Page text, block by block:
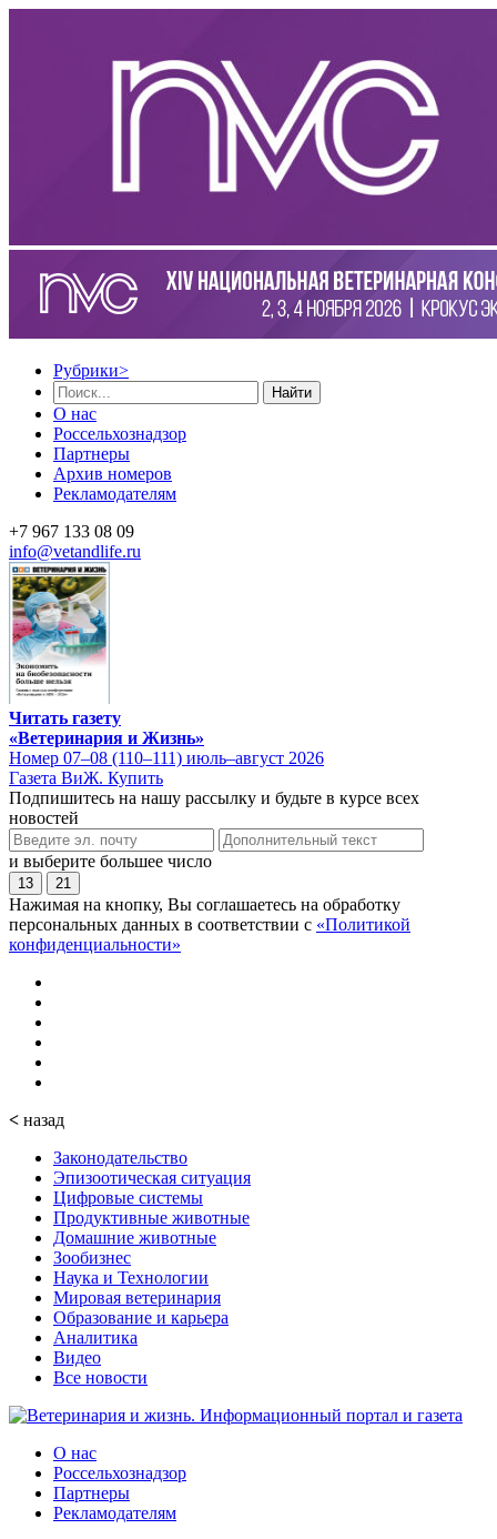
Рубрики>
Найти
О нас
Россельхознадзор
Партнеры
Архив номеров
Рекламодателям
+7 967 133 08 09
info@vetandlife.ru
Читать газету
«Ветеринария и Жизнь»
Номер 07–08 (110–111) июль–август 2026
Газета ВиЖ. Купить
Подпишитесь на нашу рассылку и будьте в курсе всех
новостей
и выберите большее число
13 21
Нажимая на кнопку, Вы соглашаетесь на обработку
персональных данных в соответствии с «Политикой
конфиденциальности»
< назад
Законодательство
Эпизоотическая ситуация
Цифровые системы
Продуктивные животные
Домашние животные
Зообизнес
Наука и Технологии
Мировая ветеринария
Образование и карьера
Аналитика
Видео
Все новости
О нас
Россельхознадзор
Партнеры
Рекламодателям